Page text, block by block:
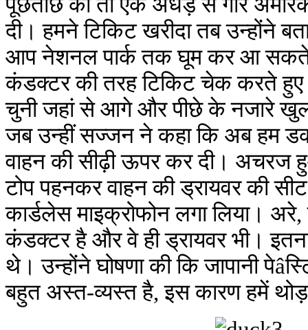
दी। हमने टिकिट खरीदा तब उन्होंने
आप नेशनल पार्क तक घूम कर आ
कंडक्टर की तरह टिकिट चेक करते
चुनी जहां से आगे और पीछे के नजारे
जब उन्हीं सज्जन ने कहा कि अब हम
वाहन की सीढ़ी ऊपर कर दी। अचरज
टोप पहनकर वाहन की ड्रायवर की
कार्डलेस माइक्रोफोन लगा लिया।
कंडक्टर है और वे ही ड्रायवर भी।
थे। उन्होंने घोषणा की कि जापानी
बहुत अस्त-व्यस्त है, इस कारण हमें